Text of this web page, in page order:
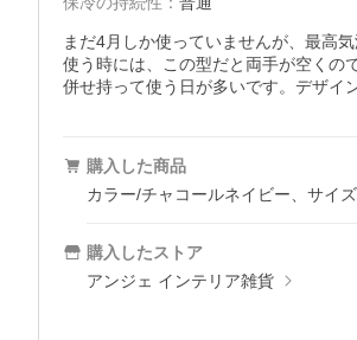
まだ4月しか使っていませんが、最高
使う時には、この型だと両手が空くの
併せ持って使う日が多いです。デザイ
購入した商品
カラー/チャコールネイビー、サイ
購入したストア
アンジェ インテリア雑貨